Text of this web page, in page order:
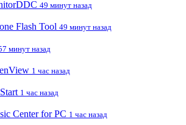
49 минут назад
Flash Tool 49 минут назад
минут назад
1 час назад
1 час назад
Center for PC 1 час назад